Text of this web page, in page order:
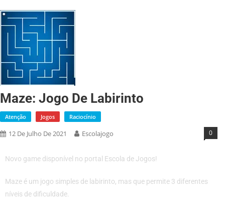
Maze: Jogo De Labirinto
Atenção Jogos Raciocínio
12 De Julho De 2021 Escolajogo 0
Novo game disponível no portal Escola de Jogos!
Maze é um jogo simples de labirinto, mas que permite 3 diferentes
níveis de dificuldade.